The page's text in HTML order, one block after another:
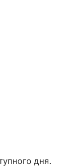
дня.